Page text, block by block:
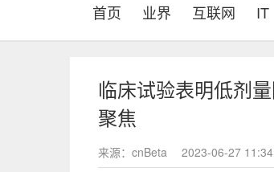
首页 (current)
业界 互联网 IT
临床试验表明低剂
聚焦
来源：cnBeta 2023-06-27